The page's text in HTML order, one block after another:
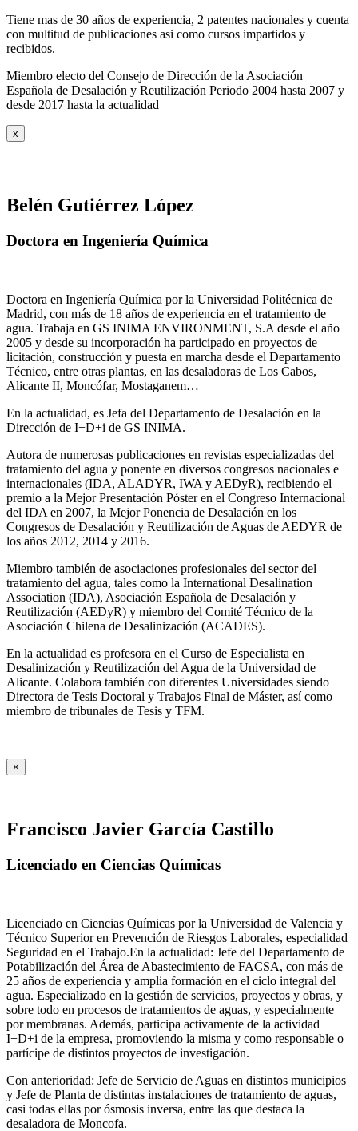
Tiene mas de 30 años de experiencia, 2 patentes nacionales y cuenta
con multitud de publicaciones asi como cursos impartidos y
recibidos.
Miembro electo del Consejo de Dirección de la Asociación
Española de Desalación y Reutilización Periodo 2004 hasta 2007 y
desde 2017 hasta la actualidad
x
Belén Gutiérrez López
Doctora en Ingeniería Química
Doctora en Ingeniería Química por la Universidad Politécnica de
Madrid, con más de 18 años de experiencia en el tratamiento de
agua. Trabaja en GS INIMA ENVIRONMENT, S.A desde el año
2005 y desde su incorporación ha participado en proyectos de
licitación, construcción y puesta en marcha desde el Departamento
Técnico, entre otras plantas, en las desaladoras de Los Cabos,
Alicante II, Moncófar, Mostaganem…
En la actualidad, es Jefa del Departamento de Desalación en la
Dirección de I+D+i de GS INIMA.
Autora de numerosas publicaciones en revistas especializadas del
tratamiento del agua y ponente en diversos congresos nacionales e
internacionales (IDA, ALADYR, IWA y AEDyR), recibiendo el
premio a la Mejor Presentación Póster en el Congreso Internacional
del IDA en 2007, la Mejor Ponencia de Desalación en los
Congresos de Desalación y Reutilización de Aguas de AEDYR de
los años 2012, 2014 y 2016.
Miembro también de asociaciones profesionales del sector del
tratamiento del agua, tales como la International Desalination
Association (IDA), Asociación Española de Desalación y
Reutilización (AEDyR) y miembro del Comité Técnico de la
Asociación Chilena de Desalinización (ACADES).
En la actualidad es profesora en el Curso de Especialista en
Desalinización y Reutilización del Agua de la Universidad de
Alicante. Colabora también con diferentes Universidades siendo
Directora de Tesis Doctoral y Trabajos Final de Máster, así como
miembro de tribunales de Tesis y TFM.
×
Francisco Javier García Castillo
Licenciado en Ciencias Químicas
Licenciado en Ciencias Químicas por la Universidad de Valencia y
Técnico Superior en Prevención de Riesgos Laborales, especialidad
Seguridad en el Trabajo.En la actualidad: Jefe del Departamento de
Potabilización del Área de Abastecimiento de FACSA, con más de
25 años de experiencia y amplia formación en el ciclo integral del
agua. Especializado en la gestión de servicios, proyectos y obras, y
sobre todo en procesos de tratamientos de aguas, y especialmente
por membranas. Además, participa activamente de la actividad
I+D+i de la empresa, promoviendo la misma y como responsable o
partícipe de distintos proyectos de investigación.
Con anterioridad: Jefe de Servicio de Aguas en distintos municipios
y Jefe de Planta de distintas instalaciones de tratamiento de aguas,
casi todas ellas por ósmosis inversa, entre las que destaca la
desaladora de Moncofa.